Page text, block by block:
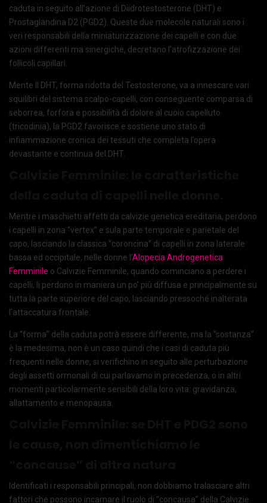
caduta in seguito all’azione di Diidrotestosterone (DHT) e
Prostaglandina D2 (PGD2). Queste due molecole naturali sono i
veri responsabili della miniaturizzazione dei capelli e con due
azioni differenti ma sinergiche, decretano l’atrofizzazione dei
follicoli capillari.
Mente Il DHT, forma ridotta del Testosterone, va a innescare vari
squilibri del sistema scalpo-capelli, con conseguente comparsa di
seborrea, forfora e possibilità di dolore al cuoio capelluto
(tricodinia), la PGD2 favorisce e sostiene uno stato di
infiammazione cronica dei tessuti che completa l’opera
devastante e continua del DHT.
Mentre i maschietti affetti da calvizie genetica ereditaria, perdono
i capelli in zona “vertex” e sula parte temporale e parietale del
capo, lasciando la classica “coroncina” di capelli in zona laterale
bassa ed occipitale, nelle donne l’Alopecia Androgenetica
Femminile o Calvizie Femminile, quando cominciano a perdere i
capelli, li perdono in maniera un po’ più diffusa e principalmente su
tutta la parte superiore del capo, lasciando pressoché inalterata
l’attaccatura frontale.
La “forma” della caduta potrà essere differente, ma la “sostanza”
è la medesima, non è un caso quindi che i casi di caduta più
frequenti nelle donne, si verifichino in seguito alle perturbazione
degli assetti ormonali di cui parlavamo in precedenza, o in altri
momenti particolarmente sensibili della loro vita: gravidanza,
allattamento e menopausa.
Identificati i responsabili principali, non dobbiamo tralasciare altri
fattori che possono incarnare il ruolo di “concausa” della Calvizie